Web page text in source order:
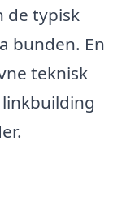
de typisk
bunden. En
teknisk